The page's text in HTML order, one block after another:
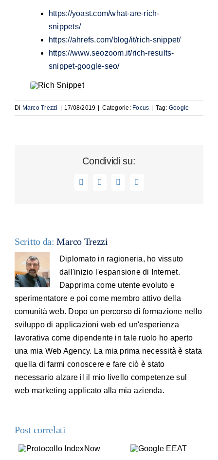
https://yoast.com/what-are-rich-
snippets/
https://ahrefs.com/blog/it/rich-snippet/
https://www.seozoom.it/rich-results-
snippet-google-seo/
Di Marco Trezzi 17/08/2019 Categorie: Focus Tag: Google
Condividi su:
FacebookLinkedInWhatsApp
Email
Scritto da:Marco Trezzi
Diplomato in ragioneria, ho vissuto
dall'inizio l'espansione di Internet.
Dapprima come utente evoluto e
sperimentatore e poi come membro attivo della
comunità web. Dopo un percorso di formazione nello
sviluppo di applicazioni web ed un'esperienza
lavorativa come dipendente in tale ruolo ho aperto
una mia Web Agency. La mia prima necessità è stata
quella di farmi conoscere e fare ciò è stato
necessario alzare il il mio livello competenze sul
web marketing applicato alla mia azienda.
Post correlati